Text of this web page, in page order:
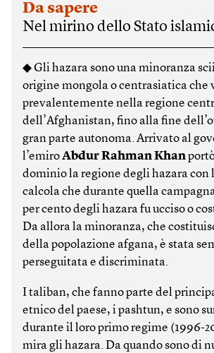
Da sapere
Nel mirino dello Stato
◆ Gli hazara sono una minoranza
origine mongola o centrasiatica che
prevalentemente nella regione
dell’Afghanistan, fino alla fine
gran parte autonoma. Arrivato al
l’emiroAbdur Rahman Khan
dominio la regione degli hazara con
calcola che durante quella
per cento degli hazara fu ucciso o
Da allora la minoranza, che
della popolazione afgana, è stata
perseguitata e discriminata.
I taliban, che fanno parte del
etnico del paese, i pashtun, e sono
durante il loro primo regime (1996-
mira gli hazara. Da quando sono di